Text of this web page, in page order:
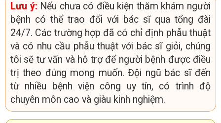
Lưu ý: Nếu chưa có điều kiện thăm khám người
bệnh có thể trao đổi với bác sĩ qua tổng đài
24/7. Các trường hợp đã có chỉ định phẫu thuật
và có nhu cầu phẫu thuật với bác sĩ giỏi, chúng
tôi sẽ tư vấn và hỗ trợ để người bệnh được điều
trị theo đúng mong muốn. Đội ngũ bác sĩ đến
từ nhiều bệnh viện công uy tín, có trình độ
chuyên môn cao và giàu kinh nghiệm.